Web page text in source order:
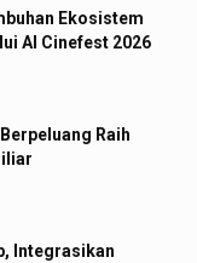
Ekosistem
AI Cinefest 2026
Raih
Integrasikan